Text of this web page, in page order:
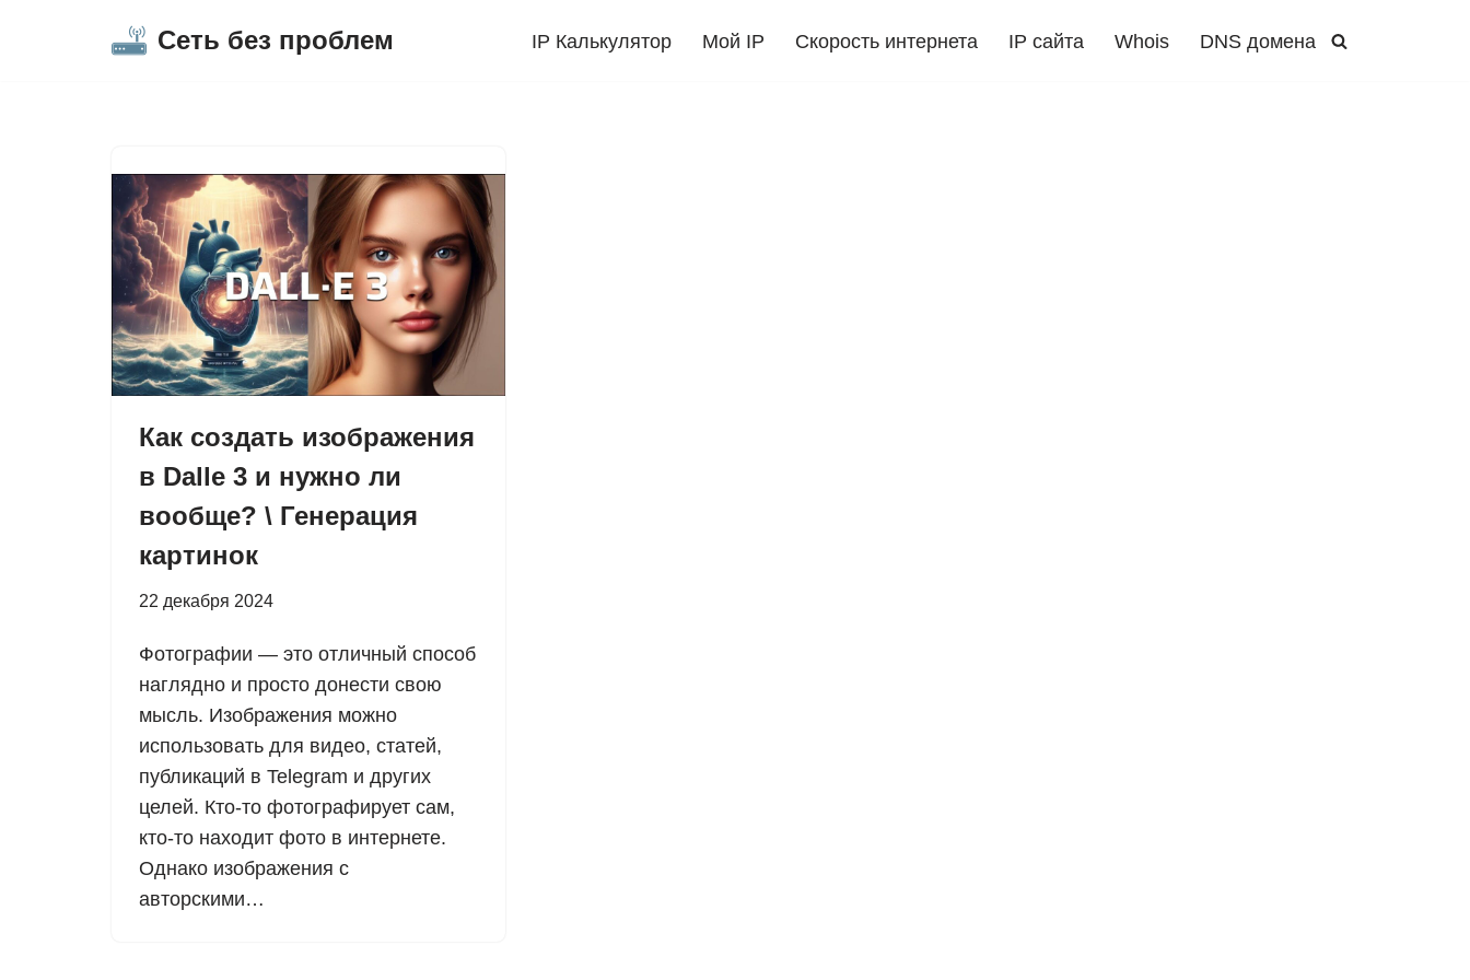
Сеть без проблем IP Калькулятор Мой IP Скорость интернета IP сайта Whois DNS домена
Как создать изображения
в Dalle 3 и нужно ли
вообще? \ Генерация
картинок
22 декабря 2024
Фотографии — это отличный способ
наглядно и просто донести свою
мысль. Изображения можно
использовать для видео, статей,
публикаций в Telegram и других
целей. Кто-то фотографирует сам,
кто-то находит фото в интернете.
Однако изображения с
авторскими…